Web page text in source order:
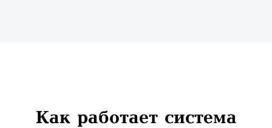
Как работает система